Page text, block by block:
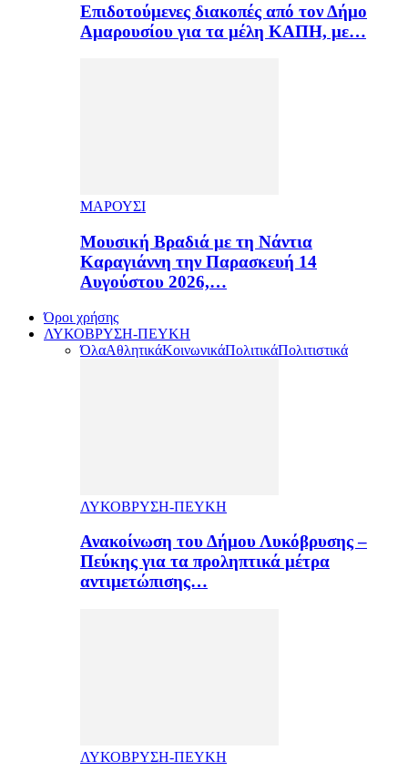
Επιδοτούμενες διακοπές από τον Δήμο
Αμαρουσίου για τα μέλη ΚΑΠΗ, με…
ΜΑΡΟΥΣΙ
Μουσική Βραδιά με τη Νάντια
Καραγιάννη την Παρασκευή 14
Αυγούστου 2026,…
Όροι χρήσης
ΛΥΚΟΒΡΥΣΗ-ΠΕΥΚΗ
ΌλαΑθλητικάΚοινωνικάΠολιτικάΠολιτιστικά
ΛΥΚΟΒΡΥΣΗ-ΠΕΥΚΗ
Ανακοίνωση του Δήμου Λυκόβρυσης –
Πεύκης για τα προληπτικά μέτρα
αντιμετώπισης…
ΛΥΚΟΒΡΥΣΗ-ΠΕΥΚΗ